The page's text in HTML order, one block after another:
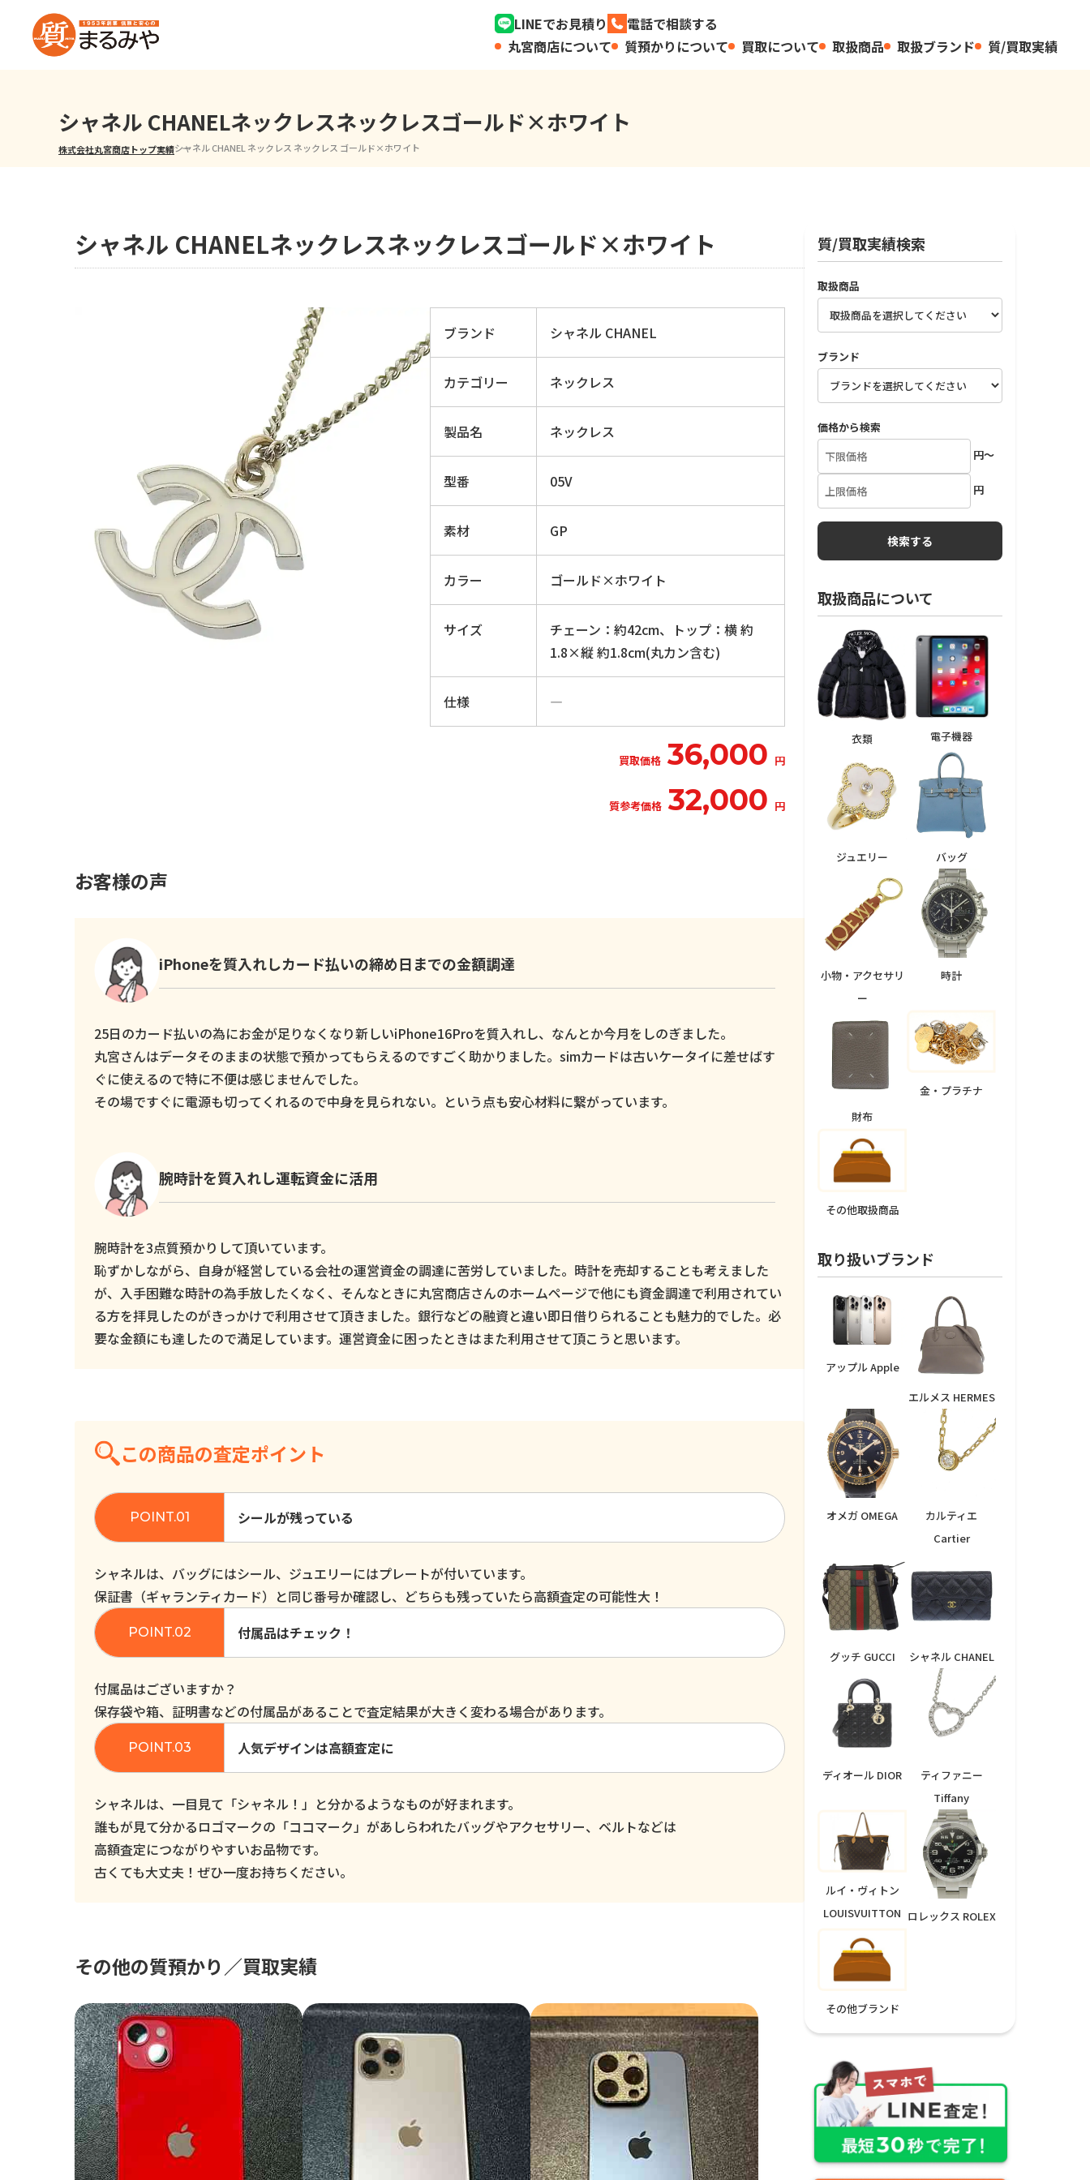
LINEでお見積り
電話で相談する
丸宮商店について
質預かりについて 買取について 取扱商品 取扱ブランド 質/買取実績
シャネル CHANELネックレスネックレスゴールド×ホワイト
株式会社丸宮商店トップ⁩実績シャネル CHANEL ネックレス ネックレス ゴールド×ホワイト
シャネル CHANELネックレスネックレスゴールド×ホワイト
ブランド シャネル CHANEL
カテゴリー ネックレス
製品名 ネックレス
型番 05V
素材 GP
カラー ゴールド×ホワイト
サイズ
チェーン：約42cm、トップ：横 約
1.8×縦 約1.8cm(丸カン含む)
仕様 ―
買取価格 36,000 円
質参考価格 32,000 円
お客様の声
iPhoneを質入れしカード払いの締め日までの金額調達
25日のカード払いの為にお金が足りなくなり新しいiPhone16Proを質入れし、なんとか今月をしのぎました。
丸宮さんはデータそのままの状態で預かってもらえるのですごく助かりました。simカードは古いケータイに差せばす
ぐに使えるので特に不便は感じませんでした。
その場ですぐに電源も切ってくれるので中身を見られない。という点も安心材料に繋がっています。
腕時計を質入れし運転資金に活用
腕時計を3点質預かりして頂いています。
恥ずかしながら、自身が経営している会社の運営資金の調達に苦労していました。時計を売却することも考えました
が、入手困難な時計の為手放したくなく、そんなときに丸宮商店さんのホームページで他にも資金調達で利用されてい
る方を拝見したのがきっかけで利用させて頂きました。銀行などの融資と違い即日借りられることも魅力的でした。必
要な金額にも達したので満足しています。運営資金に困ったときはまた利用させて頂こうと思います。
この商品の査定ポイント
シールが残っている
シャネルは、バッグにはシール、ジュエリーにはプレートが付いています。
保証書（ギャランティカード）と同じ番号か確認し、どちらも残っていたら高額査定の可能性大！
付属品はチェック！
付属品はございますか？
保存袋や箱、証明書などの付属品があることで査定結果が大きく変わる場合があります。
人気デザインは高額査定に
シャネルは、一目見て「シャネル！」と分かるようなものが好まれます。
誰もが見て分かるロゴマークの「ココマーク」があしらわれたバッグやアクセサリー、ベルトなどは
高額査定につながりやすいお品物です。
古くても大丈夫！ぜひ一度お持ちください。
その他の質預かり／買取実績
質/買取実績検索
取扱商品
ブランド
価格から検索
円～
円
取扱商品について
衣類 電子機器
ジュエリー バッグ
小物・アクセサリ
ー
時計
財布
金・プラチナ
その他取扱商品
取り扱いブランド
アップル Apple
エルメス HERMES
オメガ OMEGA
カルティエ
Cartier
グッチ GUCCI シャネル CHANEL
ディオール DIOR
ティファニー
Tiffany
ルイ・ヴィトン
LOUISVUITTON ロレックス ROLEX
その他ブランド